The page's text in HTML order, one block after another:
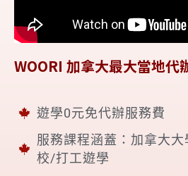
WOORI 加拿大最大當地代
遊學0元免代辦服務費
服務課程涵蓋：加拿大
校/打工遊學